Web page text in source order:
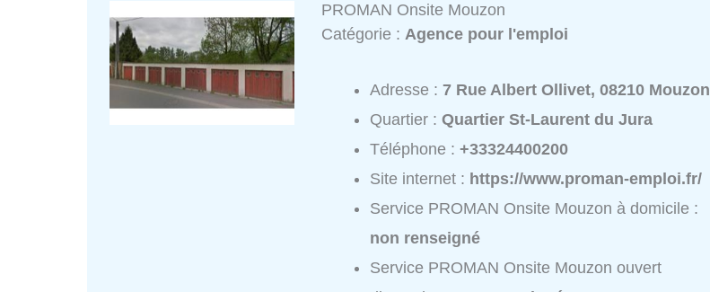
PROMAN Onsite Mouzon
Catégorie :Agence pour l'emploi
Adresse :7 Rue Albert Ollivet, 08210 Mouzon
Quartier :Quartier St-Laurent du Jura
Téléphone :+33324400200
Site internet : https://www.proman-emploi.fr/
Service PROMAN Onsite Mouzon à domicile :
non renseigné
Service PROMAN Onsite Mouzon ouvert